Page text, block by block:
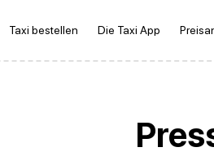
Taxi bestellen Die Taxi App